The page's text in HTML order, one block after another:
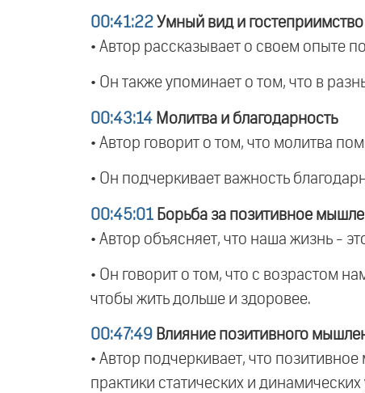
00:41:22 Умный вид и гостеприимство
• Автор рассказывает о своем опыте
• Он также упоминает о том, что в
00:43:14 Молитва и благодарность
• Автор говорит о том, что молитва
• Он подчеркивает важность
00:45:01 Борьба за позитивное
• Автор объясняет, что наша жизнь -
• Он говорит о том, что с возрастом
чтобы жить дольше и здоровее.
00:47:49 Влияние позитивного
• Автор подчеркивает, что
практики статических и